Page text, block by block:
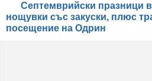
Септемврийски празници
нощувки със закуски, плюс
посещение на Одрин